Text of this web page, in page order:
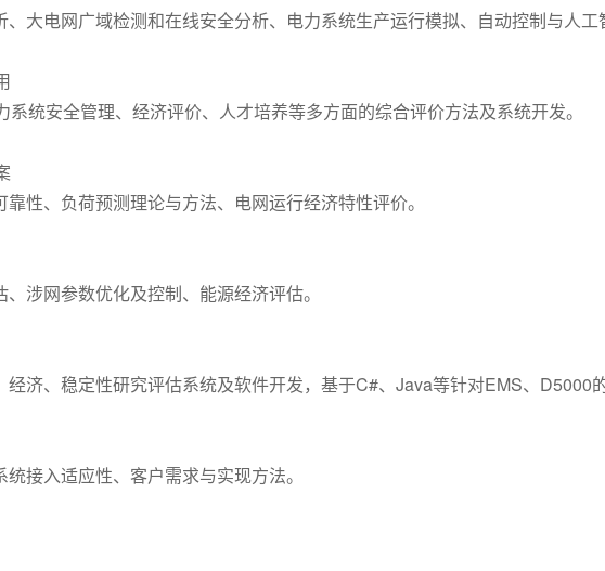
电网广域检测和在线安全分析、电力系统生产运行模拟、自动控制与人工
安全管理、经济评价、人才培养等多方面的综合评价方法及系统开发。
、负荷预测理论与方法、电网运行经济特性评价。
网参数优化及控制、能源经济评估。
、稳定性研究评估系统及软件开发，基于C#、Java等针对EMS、D5000的
入适应性、客户需求与实现方法。